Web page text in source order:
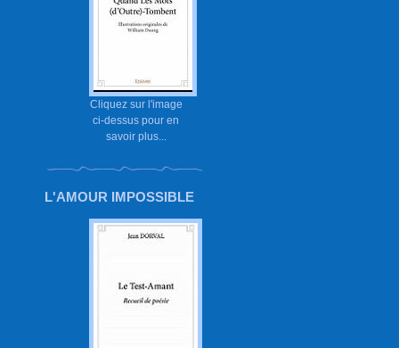
Cliquez sur l'image
ci-dessus pour en
savoir plus...
L'AMOUR IMPOSSIBLE